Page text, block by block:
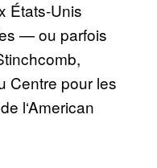
États-Unis
—ou parfois
Centre pour les
l‘American